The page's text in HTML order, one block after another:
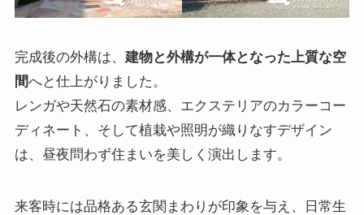
完成後の外構は、 建物と外構が一体となった上質な空
間へと仕上がりました。
レンガや天然石の素材感、エクステリアのカラーコー
ディネート、そして植栽や照明が織りなすデザイン
は、昼夜問わず住まいを美しく演出します。
来客時には品格ある玄関まわりが印象を与え、日常生